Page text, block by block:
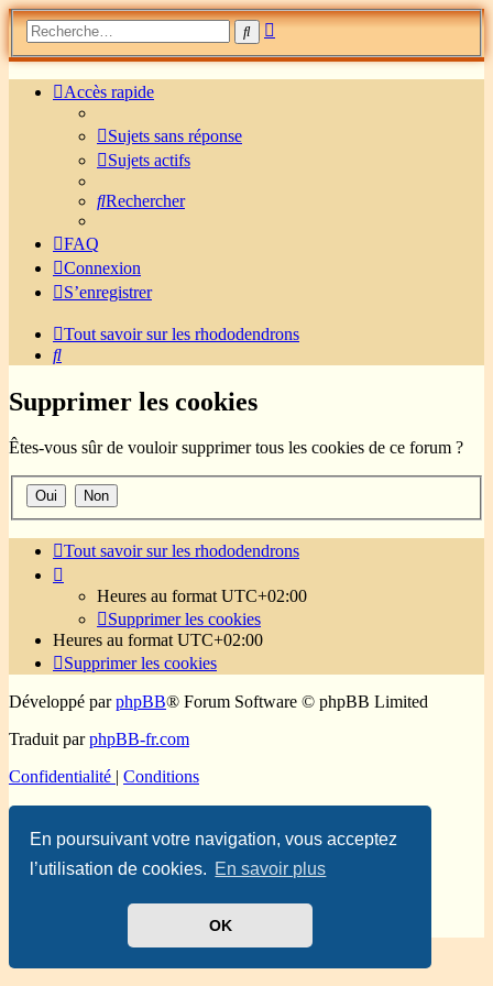
En poursuivant votre navigation, vous acceptez
l’utilisation de cookies. En savoir plus
OK
Rechercher
Recherche
Accès rapide
Sujets sans réponse
Sujets actifs
Rechercher
FAQ
Connexion
S’enregistrer
Tout savoir sur les rhododendrons
Rechercher
Supprimer les cookies
Êtes-vous sûr de vouloir supprimer tous les cookies de ce forum ?
Tout savoir sur les rhododendrons
Heures au format UTC+02:00
Supprimer les cookies
Heures au format UTC+02:00
Supprimer les cookies
Développé parphpBB® Forum Software © phpBB Limited
Traduit parphpBB-fr.com
Confidentialité | Conditions